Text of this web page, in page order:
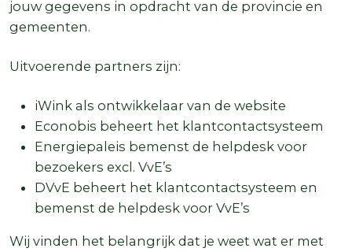
jouw gegevens in opdracht van de provincie en
gemeenten.
Uitvoerende partners zijn:
iWink als ontwikkelaar van de website
Econobis beheert het klantcontactsysteem
Energiepaleis bemenst de helpdesk voor
bezoekers excl. VvE’s
DVvE beheert het klantcontactsysteem en
bemenst de helpdesk voor VvE’s
Wij vinden het belangrijk dat je weet wat er met